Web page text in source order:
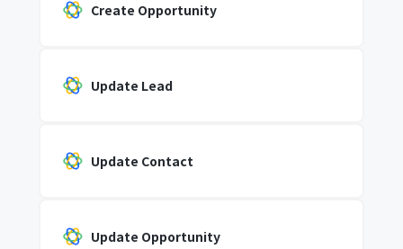
Create Opportunity
Update Lead
Update Contact
Update Opportunity